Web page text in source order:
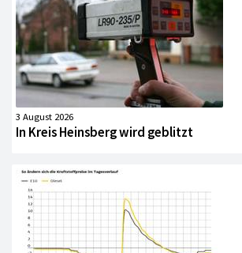
3 August 2026
In Kreis Heinsberg wird geblitzt